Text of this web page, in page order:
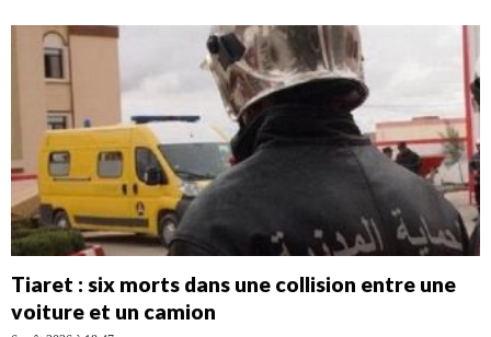
Tiaret : six morts dans une collision entre une
voiture et un camion